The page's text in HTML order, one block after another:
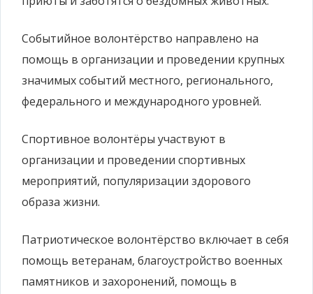
Событийное волонтёрство направлено на
помощь в организации и проведении крупных
значимых событий местного, регионального,
федерального и международного уровней.
Спортивное волонтёры участвуют в
организации и проведении спортивных
мероприятий, популяризации здорового
образа жизни.
Патриотическое волонтёрство включает в себя
помощь ветеранам, благоустройство военных
памятников и захоронений, помощь в